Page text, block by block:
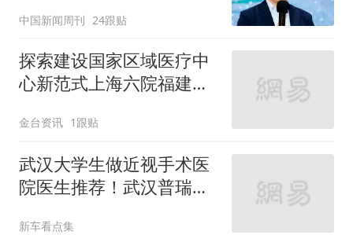
中国新闻周刊 24跟贴
探索建设国家区域医疗中
心新范式上海六院福建医
用
金台资讯 1跟贴
武汉大学生做近视手术医
院医生推荐！武汉普瑞眼
新车看点集